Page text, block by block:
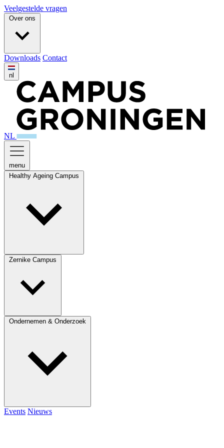
Veelgestelde vragen
Over ons
Downloads Contact
nl
NL
menu
Healthy Ageing Campus
Zernike Campus
Ondernemen & Onderzoek
Events Nieuws